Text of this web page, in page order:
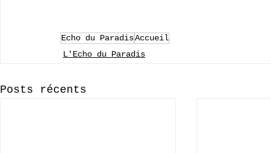
Echo du ParadisAccueil
L'Echo du Paradis
Posts récents